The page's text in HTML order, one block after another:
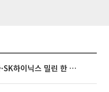
[베스트&워스트] 삼성전자·SK하이닉스 밀린 한 주…상상인증권은 85% 급등